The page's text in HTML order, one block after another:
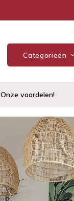
Categorieën
Onze voordelen!